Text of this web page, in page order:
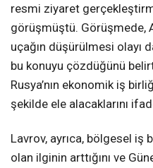
resmi ziyaret
görüşmüştü. Görüşmede,
uçağın düşürülmesi olayı
bu konuyu çözdüğünü
Rusya’nın ekonomik iş
şekilde ele alacaklarını
Lavrov, ayrıca, bölgesel iş
olan ilginin arttığını ve